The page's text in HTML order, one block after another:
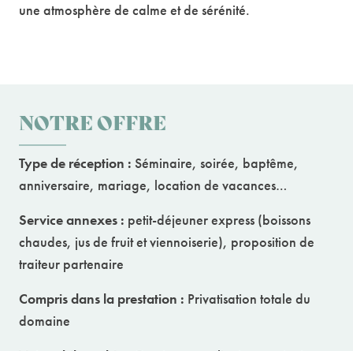
une atmosphère de calme et de sérénité.
NOTRE OFFRE
Type de réception : Séminaire, soirée, baptême,
anniversaire, mariage, location de vacances…
Service annexes : petit-déjeuner express (boissons
chaudes, jus de fruit et viennoiserie), proposition de
traiteur partenaire
Compris dans la prestation : Privatisation totale du
domaine